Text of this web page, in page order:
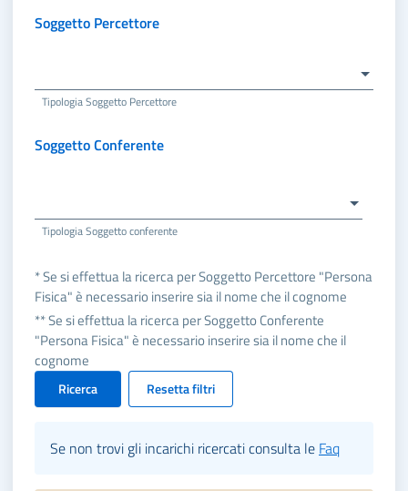
Soggetto Percettore
Tipologia Soggetto Percettore
Soggetto Conferente
Tipologia Soggetto conferente
* Se si effettua la ricerca per Soggetto Percettore "Persona
Fisica" è necessario inserire sia il nome che il cognome
** Se si effettua la ricerca per Soggetto Conferente
"Persona Fisica" è necessario inserire sia il nome che il
cognome
Ricerca Resetta filtri
Se non trovi gli incarichi ricercati consulta le Faq